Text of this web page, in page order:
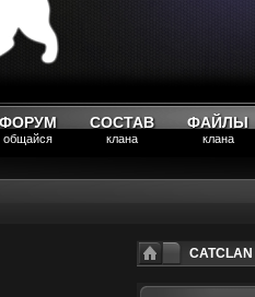
ФОРУМ
общайся
СОСТАВ
клана
ФАЙЛЫ
клана